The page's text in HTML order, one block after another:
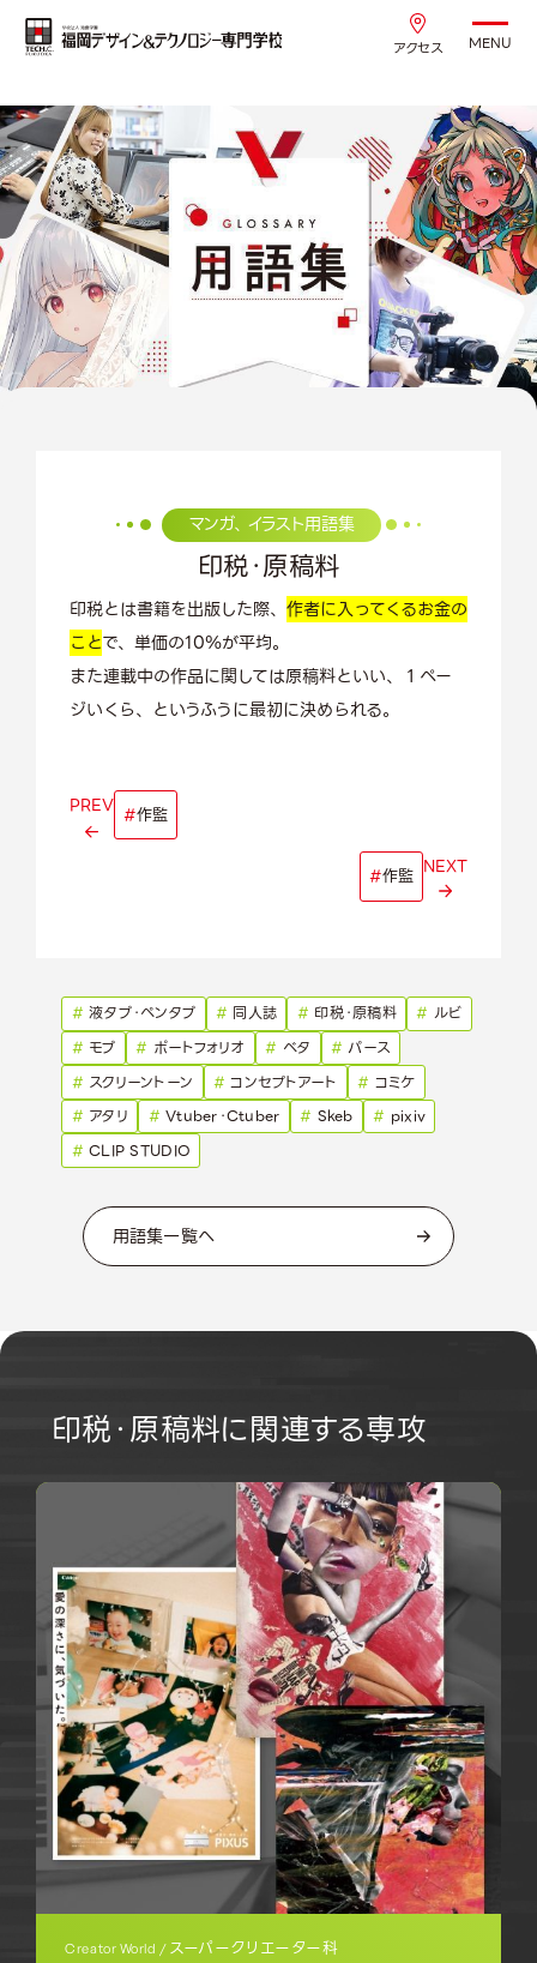
アクセス MENU
マンガ、イラスト用語集
印税・原稿料
印税とは書籍を出版した際、 作者に入ってくるお金の
ことで、単価の10％が平均。
また連載中の作品に関しては原稿料といい、１ペー
ジいくら、というふうに最初に決められる。
PREV #作監
#作監 NEXT
# 液タブ・ペンタブ # 同人誌 # 印税・原稿料 # ルビ
# モブ # ポートフォリオ # ベタ # パース
# スクリーントーン # コンセプトアート # コミケ
# アタリ # Vtuber・Ctuber # Skeb # pixiv
# CLIP STUDIO
用語集一覧へ
印税・原稿料に関連する専攻
Creator World / スーパークリエーター科